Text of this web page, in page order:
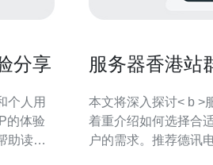
分享
个人用
的体验
助读者
服务器香港站
本文将深入探讨< b >
着重介绍如何选择合
户的需求。推荐德讯